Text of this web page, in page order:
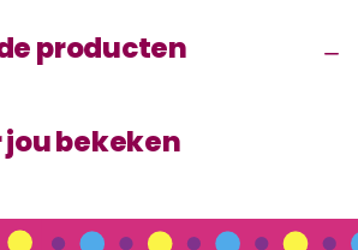
producten
jou bekeken